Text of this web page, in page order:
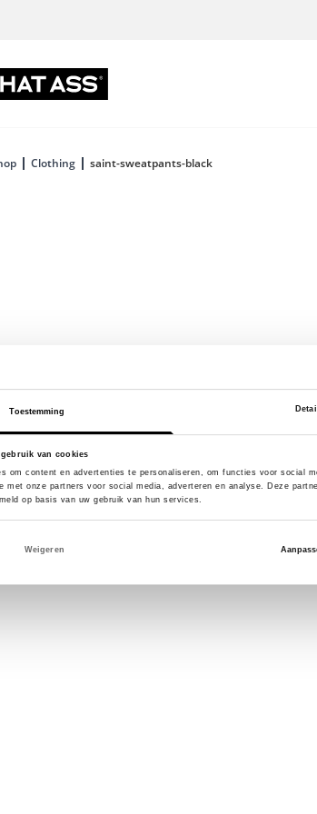
Toestemming
gebruik van cookies
om content en advertenties te personaliseren, om functies voor social
met onze partners voor social media, adverteren en analyse. Deze
op basis van uw gebruik van hun services.
Weigeren
Clothing saint-sweatpants-black